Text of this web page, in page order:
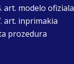
art. modelo ofiziala
art. inprimakia
prozedura